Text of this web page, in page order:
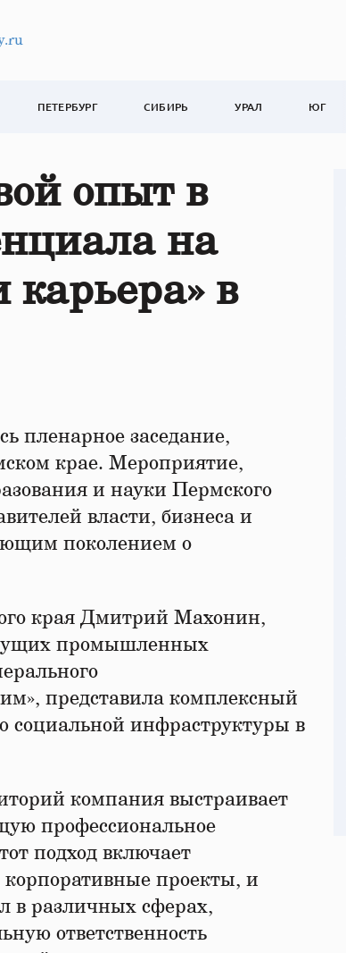
ПЕТЕРБУРГ СИБИРЬ УРАЛ ЮГ
опыт в
на
карьера» в
пленарное заседание,
крае. Мероприятие,
и науки Пермского
власти, бизнеса и
поколением о
края Дмитрий Махонин,
промышленных
представила комплексный
социальной инфраструктуры в
компания выстраивает
профессиональное
подход включает
проекты, и
в различных сферах,
ответственность